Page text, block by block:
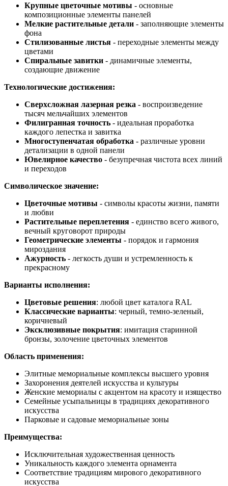
Крупные цветочные мотивы - основные
композиционные элементы панелей
Мелкие растительные детали - заполняющие элементы
фона
Стилизованные листья - переходные элементы между
цветами
Спиральные завитки - динамичные элементы,
создающие движение
Технологические достижения:
Сверхсложная лазерная резка - воспроизведение
тысяч мельчайших элементов
Филигранная точность - идеальная проработка
каждого лепестка и завитка
Многоступенчатая обработка - различные уровни
детализации в одной панели
Ювелирное качество - безупречная чистота всех линий
и переходов
Символическое значение:
Цветочные мотивы - символы красоты жизни, памяти
и любви
Растительные переплетения - единство всего живого,
вечный круговорот природы
Геометрические элементы - порядок и гармония
мироздания
Ажурность - легкость души и устремленность к
прекрасному
Варианты исполнения:
Цветовые решения: любой цвет каталога RAL
Классические варианты: черный, темно-зеленый,
коричневый
Эксклюзивные покрытия: имитация старинной
бронзы, золочение цветочных элементов
Область применения:
Элитные мемориальные комплексы высшего уровня
Захоронения деятелей искусства и культуры
Женские мемориалы с акцентом на красоту и изящество
Семейные усыпальницы в традициях декоративного
искусства
Парковые и садовые мемориальные зоны
Преимущества:
Исключительная художественная ценность
Уникальность каждого элемента орнамента
Соответствие традициям мирового декоративного
искусства